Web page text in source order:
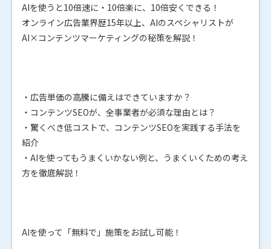
AIを使うと10倍速に・10倍楽に、10倍安くできる！
オンライン広告業界歴15年以上、AIのスペシャリストが
AI×コンテンツマーケティングの秘策を解説！
・広告単価の高騰に備えはできていますか？
・コンテンツSEOが、全事業者が必須な理由とは？
・驚くべき低コストで、コンテンツSEOを実践する手法を
紹介
・AIを使ってもうまくいかない例と、うまくいくための考え
方を徹底解説！
AIを使って「無料で」施策をお試し可能！